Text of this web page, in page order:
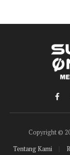
Copyright ©
Tentang Kami